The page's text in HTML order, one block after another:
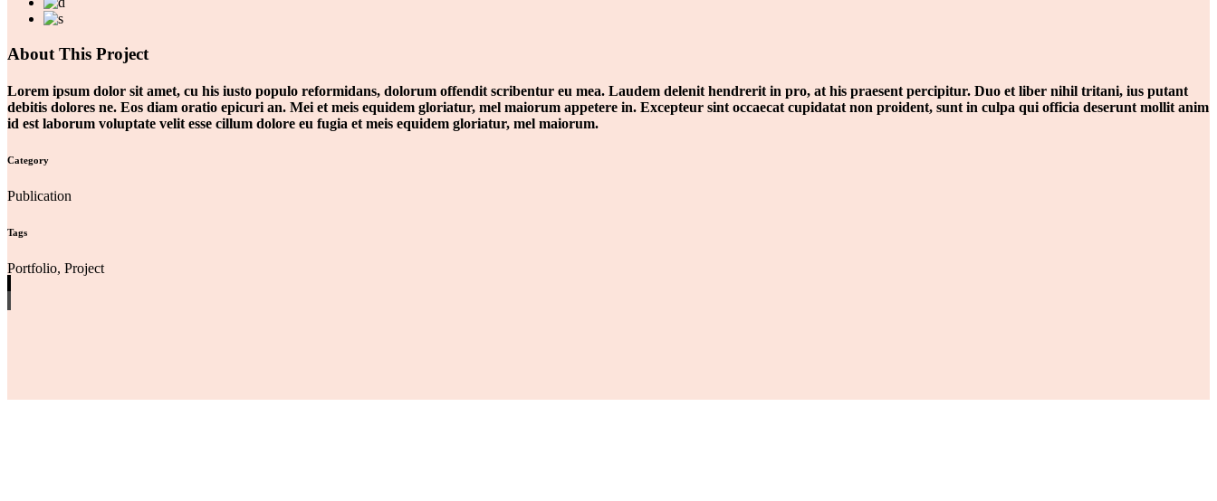
About This Project
Lorem ipsum dolor sit amet, cu his iusto populo reformidans, dolorum offendit scribentur eu mea. Laudem delenit hendrerit in pro, at his praesent percipitur. Duo et liber nihil tritani, ius putant
debitis dolores ne. Eos diam oratio epicuri an. Mei et meis equidem gloriatur, mel maiorum appetere in. Excepteur sint occaecat cupidatat non proident, sunt in culpa qui officia deserunt mollit anim
id est laborum voluptate velit esse cillum dolore eu fugia et meis equidem gloriatur, mel maiorum.
Category
Publication
Tags
Portfolio, Project